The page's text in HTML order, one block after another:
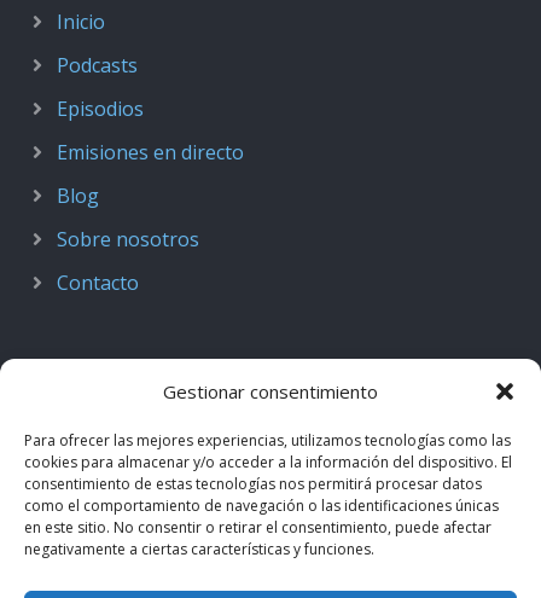
Gestionar consentimiento
Para ofrecer las mejores experiencias, utilizamos tecnologías como las
cookies para almacenar y/o acceder a la información del dispositivo. El
consentimiento de estas tecnologías nos permitirá procesar datos
como el comportamiento de navegación o las identificaciones únicas
en este sitio. No consentir o retirar el consentimiento, puede afectar
negativamente a ciertas características y funciones.
Inicio
Podcasts
Episodios
Emisiones en directo
Blog
Sobre nosotros
Contacto